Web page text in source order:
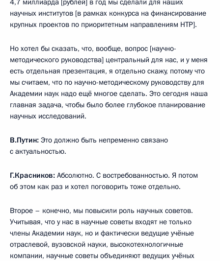
научных институтов [в рамках конкурса на финансирование
крупных проектов по приоритетным направлениям НТР].
Но хотел бы сказать, что, вообще, вопрос [научно-
методического руководства] центральный для нас, и у меня
есть отдельная презентация, я отдельно скажу, потому что
мы считаем, что по научно-методическому руководству для
Академии наук надо ещё многое сделать. Это сегодня наша
главная задача, чтобы было более глубокое планирование
научных исследований.
В.Путин: Это должно быть непременно связано
с актуальностью.
Г.Красников: Абсолютно. С востребованностью. Я потом
об этом как раз и хотел поговорить тоже отдельно.
Второе – конечно, мы повысили роль научных советов.
Учитывая, что у нас в научные советы входят не только
члены Академии наук, но и фактически ведущие учёные
отраслевой, вузовской науки, высокотехнологичные
компании, научные советы объединяют ведущих учёных